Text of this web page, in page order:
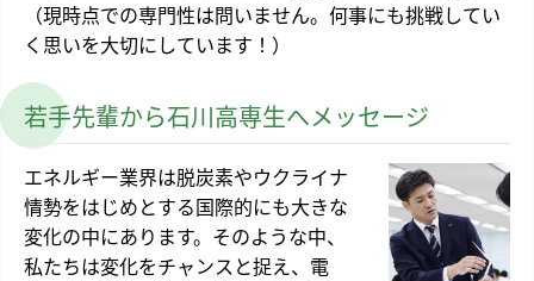
（現時点での専門性は問いません。何事にも挑戦してい
く思いを大切にしています！）
若手先輩から石川高専生へメッセージ
エネルギー業界は脱炭素やウクライナ
情勢をはじめとする国際的にも大きな
変化の中にあります。そのような中、
私たちは変化をチャンスと捉え、電